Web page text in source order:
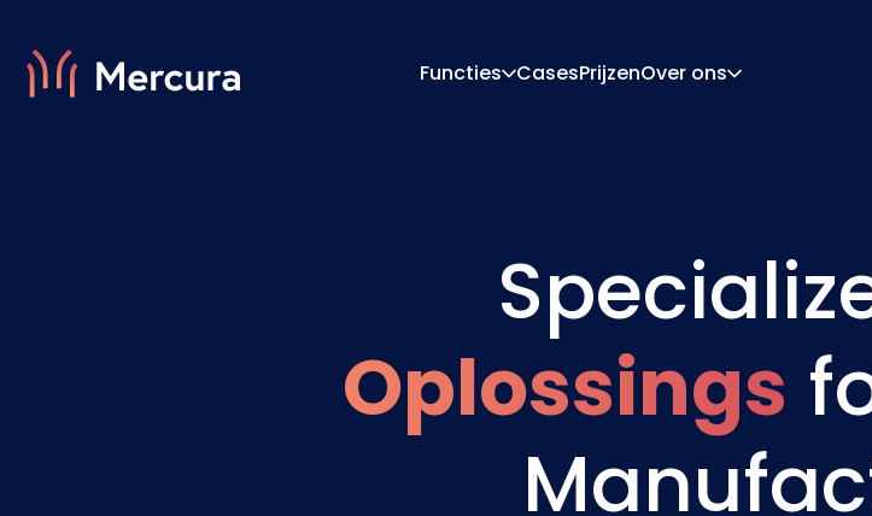
Functies
Prijs-Engine
CasesPrijzenOver ons
Contact
Oplossings